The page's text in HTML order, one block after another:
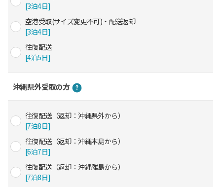
[3泊4日]
空港受取(サイズ変更不可)・配送返却
[3泊4日]
往復配送
[4泊5日]
沖縄県外受取の方
往復配送（返却：沖縄県外から）
[7泊8日]
往復配送（返却：沖縄本島から）
[6泊7日]
往復配送（返却：沖縄離島から）
[7泊8日]